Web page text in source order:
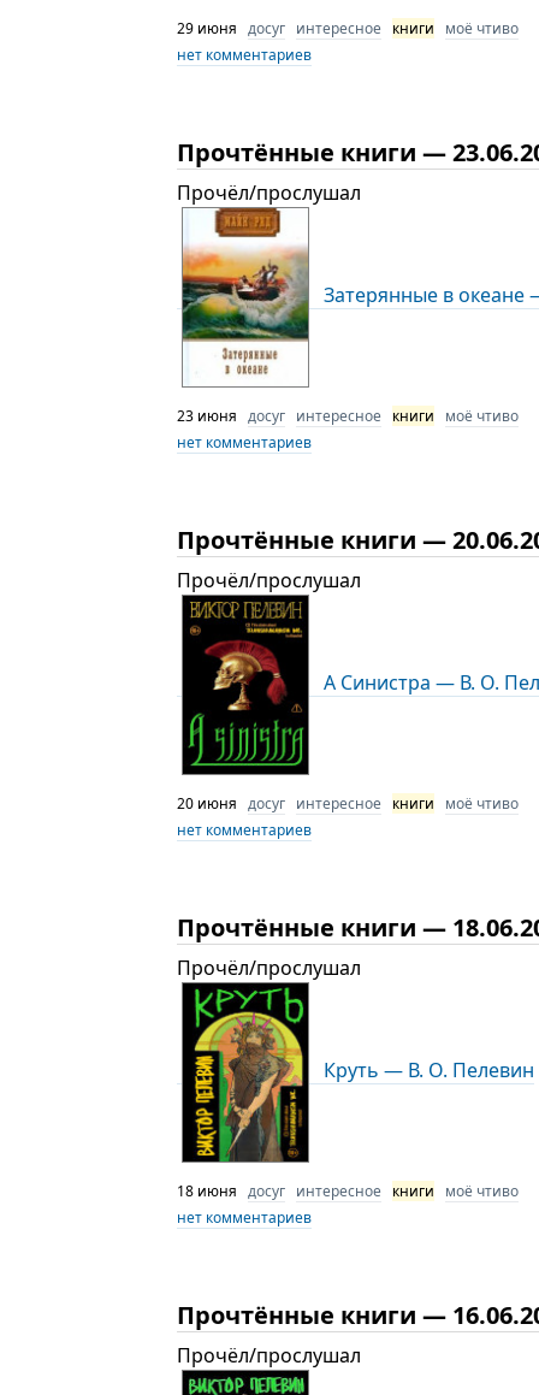
29 июня досуг интересное книги
моё чтиво
нет комментариев
Прочтённые книги —
Прочёл/прослушал
Затерянные в океане
23 июня досуг интересное книги
моё чтиво
нет комментариев
Прочтённые книги —
Прочёл/прослушал
А Синистра — В. О.
20 июня досуг интересное книги
моё чтиво
нет комментариев
Прочтённые книги —
Прочёл/прослушал
Круть — В. О. Пелевин
18 июня досуг интересное книги
моё чтиво
нет комментариев
Прочтённые книги —
Прочёл/прослушал